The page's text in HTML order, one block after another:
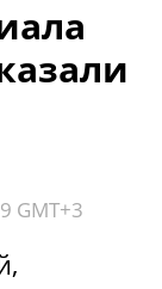
GMT+3